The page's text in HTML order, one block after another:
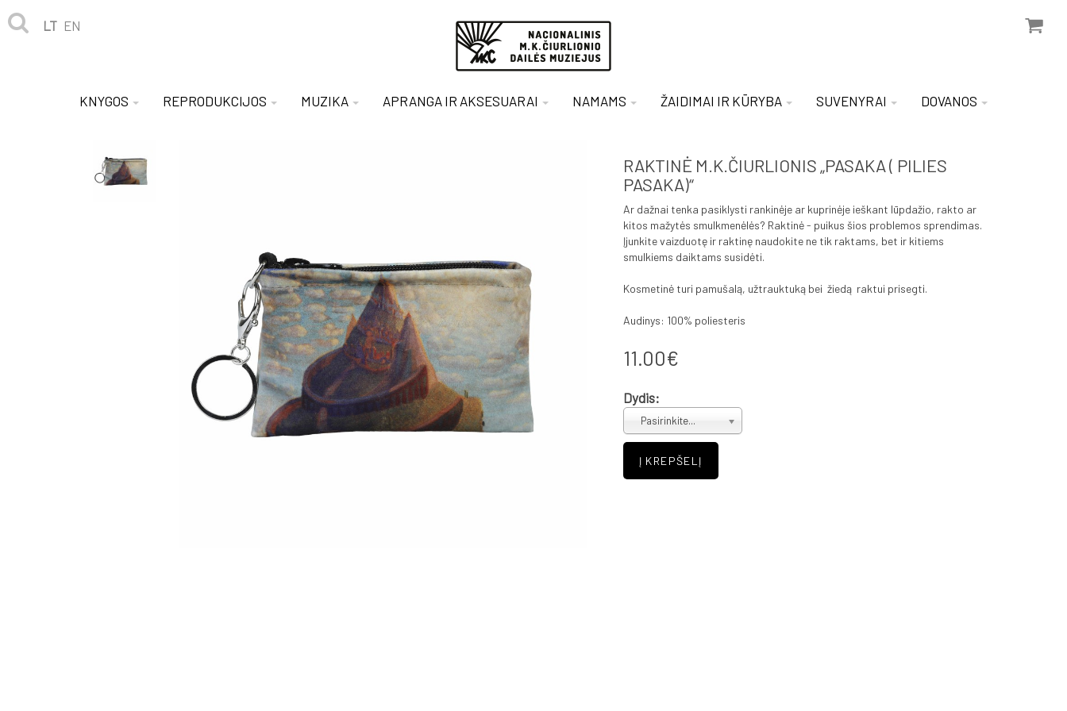
LT EN
KNYGOS REPRODUKCIJOS MUZIKA APRANGA IR AKSESUARAI NAMAMS ŽAIDIMAI IR KŪRYBA SUVENYRAI DOVANOS
RAKTINĖ M.K.ČIURLIONIS „PASAKA ( PILIES
PASAKA)“
Ar dažnai tenka pasiklysti rankinėje ar kuprinėje ieškant lūpdažio, rakto ar
kitos mažytės smulkmenėlės? Raktinė - puikus šios problemos sprendimas.
Įjunkite vaizduotę ir raktinę naudokite ne tik raktams, bet ir kitiems
smulkiems daiktams susidėti.
Kosmetinė turi pamušalą, užtrauktuką bei žiedą raktui prisegti.
Audinys: 100% poliesteris
11.00€
Dydis:
Pasirinkite...